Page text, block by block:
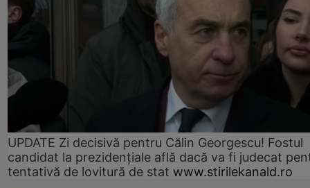
UPDATE Zi decisivă pentru Călin Georgescu! Fostul
candidat la prezidențiale află dacă va fi judecat
tentativă de lovitură de stat www.stirilekanald.ro